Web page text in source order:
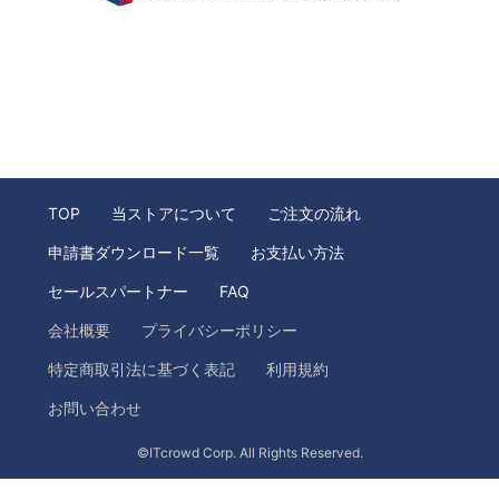
TOP 当ストアについて ご注文の流れ
申請書ダウンロード一覧 お支払い方法
セールスパートナー FAQ
会社概要 プライバシーポリシー
特定商取引法に基づく表記 利用規約
お問い合わせ
©ITcrowd Corp. All Rights Reserved.